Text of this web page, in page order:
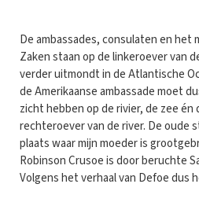
De ambassades, consulaten en het
Zaken staan op de linkeroever van
verder uitmondt in de Atlantische
de Amerikaanse ambassade moet
zicht hebben op de rivier, de zee én
rechteroever van de river. De oude
plaats waar mijn moeder is
Robinson Crusoe is door beruchte
Volgens het verhaal van Defoe dus